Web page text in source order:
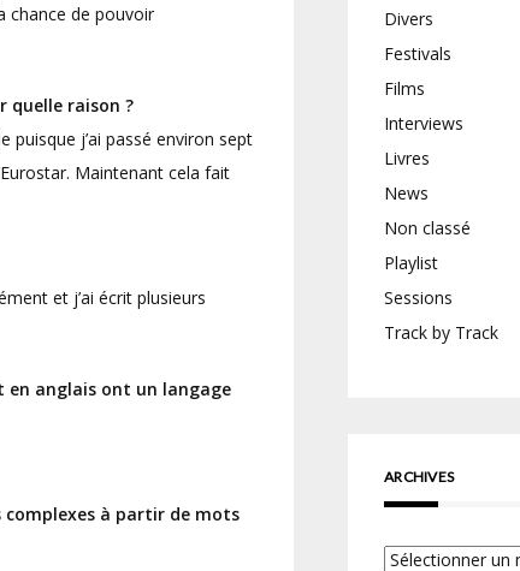
chance de pouvoir
quelle raison ?
puisque j’ai passé environ sept
Maintenant cela fait
et j’ai écrit plusieurs
en anglais ont un langage
complexes à partir de mots
Divers
Festivals
Films
Interviews
Livres
News
Non classé
Playlist
Sessions
Track by Track
ARCHIVES
Archives